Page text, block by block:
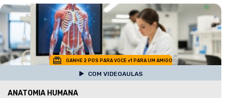
GANHE 2 POS PARA VOCE +1 PARA UM AMIGO
COM VIDEOAULAS
ANATOMIA HUMANA